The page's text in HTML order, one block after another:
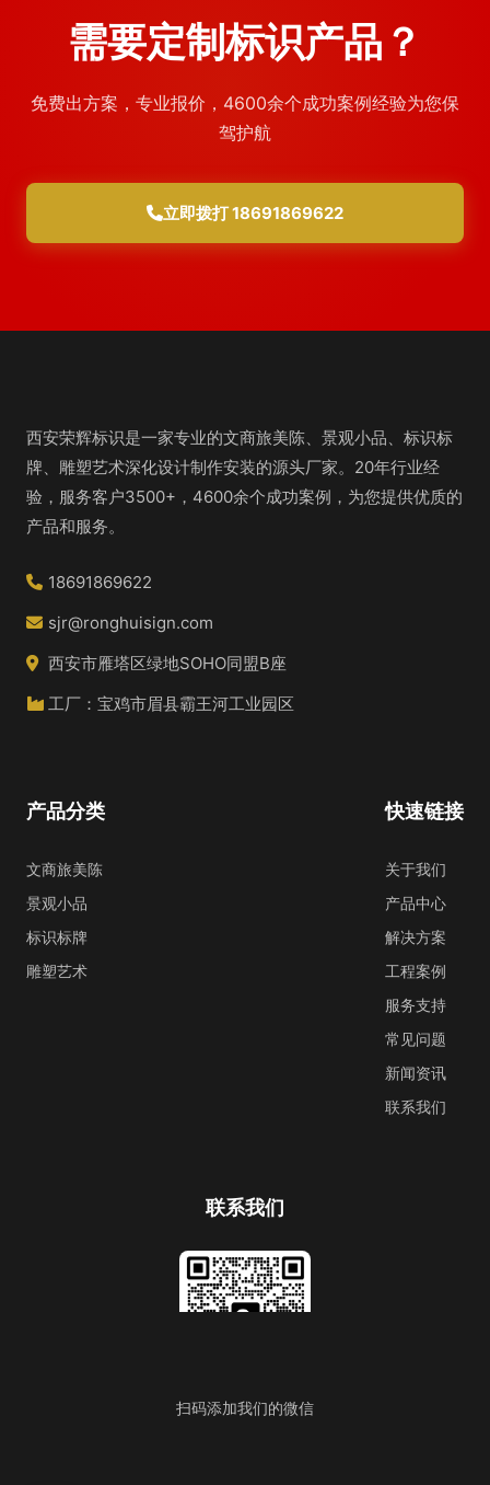
需要定制标识产品？
免费出方案，专业报价，4600余个成功案例经验为您保
驾护航
立即拨打 18691869622
西安荣辉标识是一家专业的文商旅美陈、景观小品、标识标
牌、雕塑艺术深化设计制作安装的源头厂家。20年行业经
验，服务客户3500+，4600余个成功案例，为您提供优质的
产品和服务。
18691869622
sjr@ronghuisign.com
西安市雁塔区绿地SOHO同盟B座
工厂：宝鸡市眉县霸王河工业园区
快速链接
关于我们
产品中心
解决方案
工程案例
服务支持
常见问题
新闻资讯
联系我们
产品分类
文商旅美陈
景观小品
标识标牌
雕塑艺术
联系我们
扫码添加我们的微信